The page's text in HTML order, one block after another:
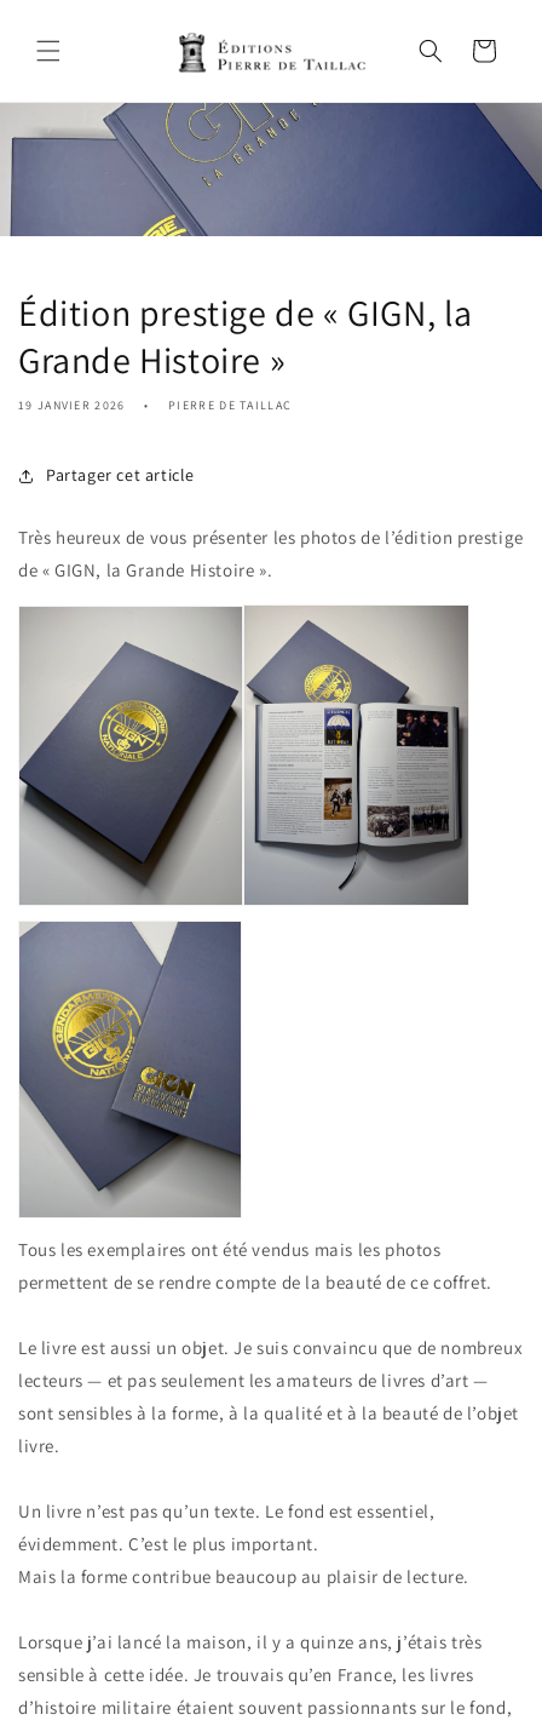
au
Panier
Édition prestige de « GIGN, la
Grande Histoire »
19 JANVIER 2026 PIERRE DE TAILLAC
Partager cet article
Très heureux de vous présenter les photos de l’édition prestige
de « GIGN, la Grande Histoire ».
Tous les exemplaires ont été vendus mais les photos
permettent de se rendre compte de la beauté de ce coffret.
Le livre est aussi un objet. Je suis convaincu que de nombreux
lecteurs — et pas seulement les amateurs de livres d’art —
sont sensibles à la forme, à la qualité et à la beauté de l’objet
livre.
Un livre n’est pas qu’un texte. Le fond est essentiel,
évidemment. C’est le plus important.
Mais la forme contribue beaucoup au plaisir de lecture.
Lorsque j’ai lancé la maison, il y a quinze ans, j’étais très
sensible à cette idée. Je trouvais qu’en France, les livres
d’histoire militaire étaient souvent passionnants sur le fond,